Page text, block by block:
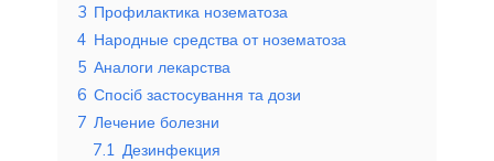
3 Профилактика нозематоза
4 Народные средства от нозематоза
5 Аналоги лекарства
6 Спосіб застосування та дози
7 Лечение болезни
7.1 Дезинфекция